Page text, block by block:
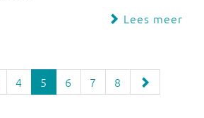
Lees meer
4 5 6 7 8